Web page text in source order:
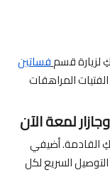
لزيارة قسمفساتين
المراهقات
لمعة الآن
القادمة. أضيفي
السريع لكل